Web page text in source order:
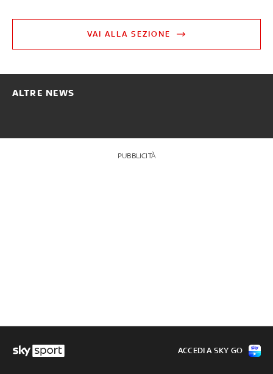
VAI ALLA SEZIONE
ALTRE NEWS
PUBBLICITÀ
ACCEDI A SKY GO